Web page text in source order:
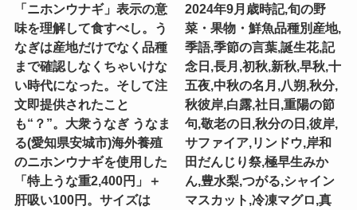
「ニホンウナギ」表示の意
味を理解して食すべし。う
なぎは産地だけでなく品種
まで確認しなくちゃいけな
い時代になった。そして注
文即提供されたこと
も“？”。大衆うなぎ うなま
る(愛知県安城市)海外養殖
のニホンウナギを使用した
「特上うな重2,400円」＋
肝吸い100円。サイズは
2024年9月歳時記,旬の野
菜・果物・鮮魚品種別産地,
季語,季節の言葉,誕生花,記
念日,長月,初秋,新秋,早秋,十
五夜,中秋の名月,八朔,秋分,
秋彼岸,白露,社日,重陽の節
句,敬老の日,秋分の日,彼岸,
サファイア,リンドウ,岸和
田だんじり祭,極早生みか
ん,豊水梨,つがる,シャイン
マスカット,冷凍マグロ,真